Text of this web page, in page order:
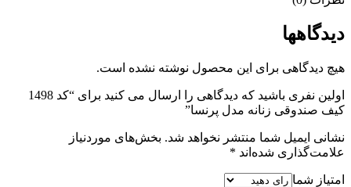
دیدگاهها
هیچ دیدگاهی برای این محصول نوشته نشده است.
اولین نفری باشید که دیدگاهی را ارسال می کنید برای “کد 1498
کیف صندوقی زنانه مدل پرنسا”
نشانی ایمیل شما منتشر نخواهد شد. بخش‌های موردنیاز
علامت‌گذاری شده‌اند *
امتیاز شما